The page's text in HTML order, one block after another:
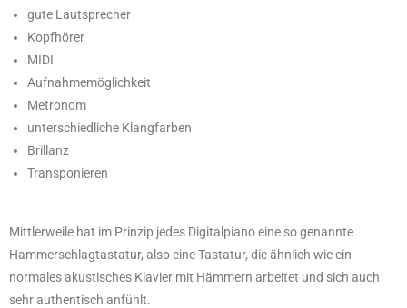
gute Lautsprecher
Kopfhörer
MIDI
Aufnahmemöglichkeit
Metronom
unterschiedliche Klangfarben
Brillanz
Transponieren
Mittlerweile hat im Prinzip jedes Digitalpiano eine so genannte
Hammerschlagtastatur, also eine Tastatur, die ähnlich wie ein
normales akustisches Klavier mit Hämmern arbeitet und sich auch
sehr authentisch anfühlt.